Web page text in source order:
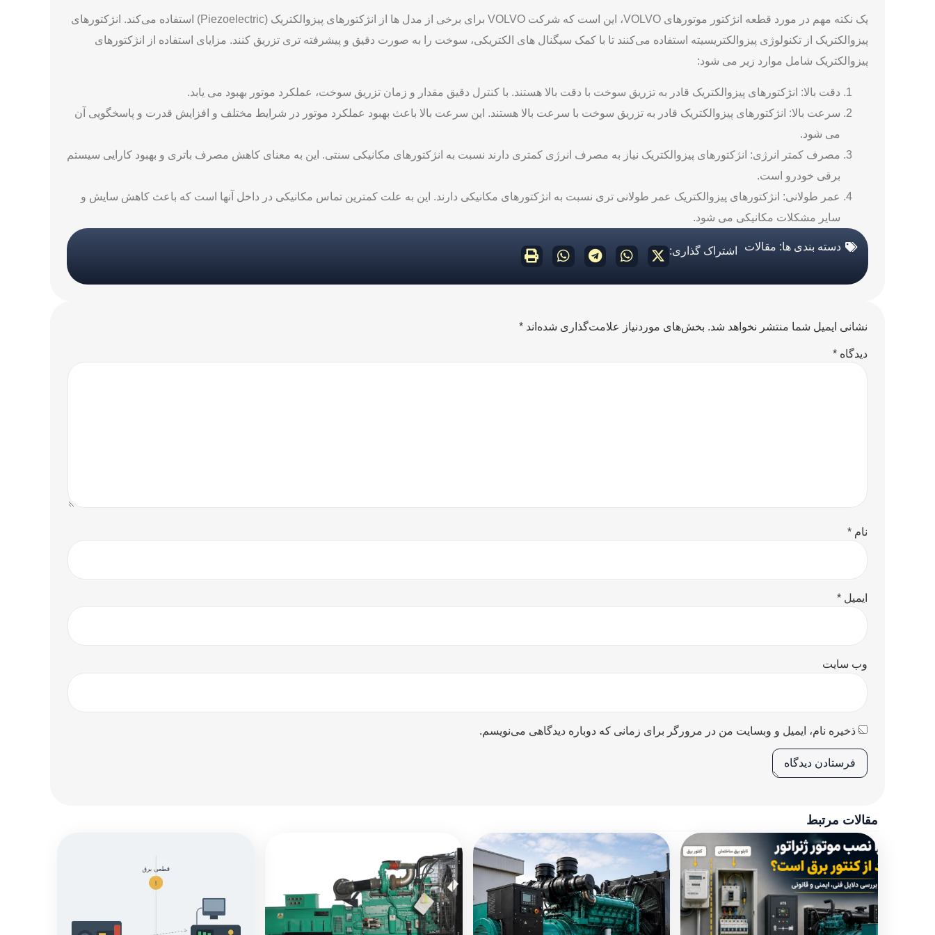
یک نکته مهم در مورد قطعه انژکتور موتورهای VOLVO، این است که شرکت VOLVO برای برخی از مدل ‌ها از انژکتورهای پیزوالکتریک (Piezoelectric) استفاده می‌کند. انژکتورهای
پیزوالکتریک از تکنولوژی پیزوالکتریسیته استفاده می‌کنند تا با کمک سیگنال‌ های الکتریکی، سوخت را به صورت دقیق و پیشرفته‌ تری تزریق کنند. مزایای استفاده از انژکتورهای
پیزوالکتریک شامل موارد زیر می ‌شود:
دقت بالا: انژکتورهای پیزوالکتریک قادر به تزریق سوخت با دقت بالا هستند. با کنترل دقیق مقدار و زمان تزریق سوخت، عملکرد موتور بهبود می‌ یابد.
سرعت بالا: انژکتورهای پیزوالکتریک قادر به تزریق سوخت با سرعت بالا هستند. این سرعت بالا باعث بهبود عملکرد موتور در شرایط مختلف و افزایش قدرت و پاسخگویی آن
می ‌شود.
مصرف کمتر انرژی: انژکتورهای پیزوالکتریک نیاز به مصرف انرژی کمتری دارند نسبت به انژکتورهای مکانیکی سنتی. این به معنای کاهش مصرف باتری و بهبود کارایی سیستم
برقی خودرو است.
عمر طولانی: انژکتورهای پیزوالکتریک عمر طولانی ‌تری نسبت به انژکتورهای مکانیکی دارند. این به علت کمترین تماس مکانیکی در داخل آنها است که باعث کاهش سایش و
سایر مشکلات مکانیکی می ‌شود.
دسته بندی ها: مقالات اشتراک گذاری:
نشانی ایمیل شما منتشر نخواهد شد. بخش‌های موردنیاز علامت‌گذاری شده‌اند *
دیدگاه *
نام *
ایمیل *
وب‌ سایت
ذخیره نام، ایمیل و وبسایت من در مرورگر برای زمانی که دوباره دیدگاهی می‌نویسم.
مقالات مرتبط